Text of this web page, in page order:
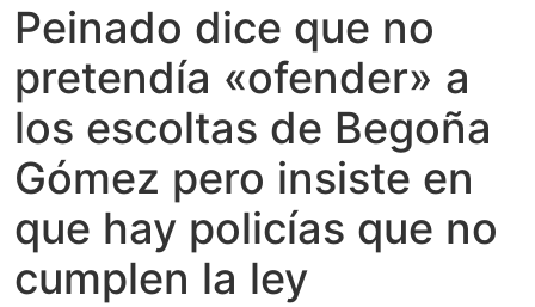
Peinado dice que no
pretendía «ofender» a
los escoltas de Begoña
Gómez pero insiste en
que hay policías que no
cumplen la ley